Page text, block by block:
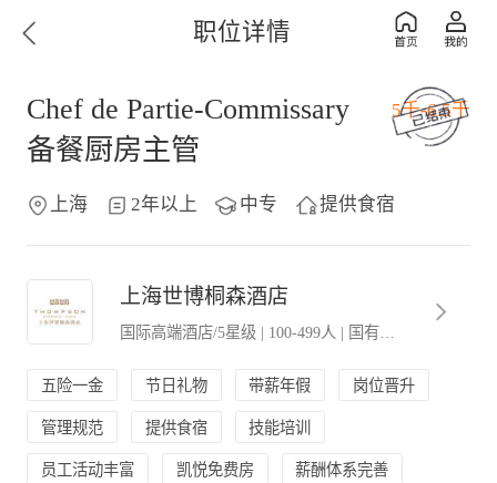
职位详情
Chef de Partie-Commissary
备餐厨房主管
5千-6.5千
上海 2年以上 中专 提供食宿
上海世博桐森酒店
国际高端酒店/5星级 | 100-499人 | 国有企业
五险一金 节日礼物 带薪年假 岗位晋升
管理规范 提供食宿 技能培训
员工活动丰富 凯悦免费房 薪酬体系完善